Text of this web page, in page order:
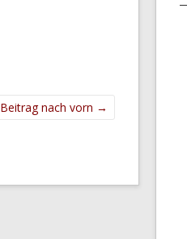
Beitrag nach vorn →